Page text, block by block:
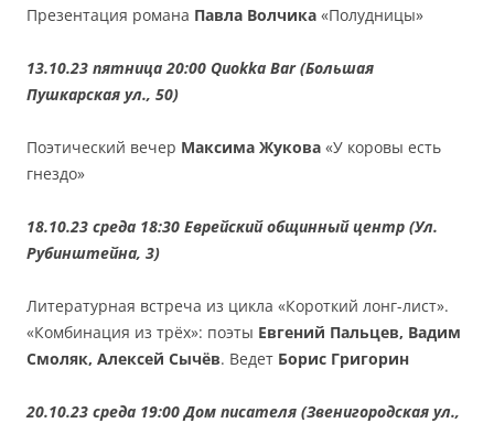
Презентация романа Павла Волчика «Полудницы»
13.10.23 пятница 20:00 Quokka Bar (Большая
Пушкарская ул., 50)
Поэтический вечер Максима Жукова «У коровы есть
гнездо»
18.10.23 среда 18:30 Еврейский общинный центр (Ул.
Рубинштейна, 3)
Литературная встреча из цикла «Короткий лонг-лист».
«Комбинация из трёх»: поэты Евгений Пальцев, Вадим
Смоляк, Алексей Сычёв. Ведет Борис Григорин
20.10.23 среда 19:00 Дом писателя (Звенигородская ул.,